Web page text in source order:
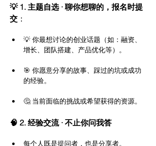
💡 1. 主题自选 · 聊你想聊的，报名时提
交 ：
💡 你最想讨论的创业话题（如：融资、
增长、团队搭建、产品优化等）。
🎯 你愿意分享的故事、踩过的坑或成功
的经验。
🤔 当前面临的挑战或希望获得的资源。
🧠 2. 经验交流 · 不止你问我答
每个人既是提问者，也是分享者。